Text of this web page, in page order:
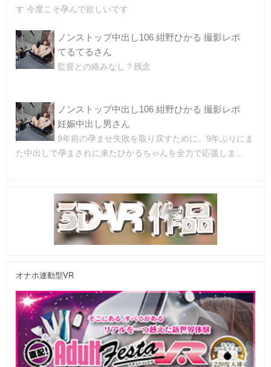
す 今度こそ孕んで欲しいです
ノンストップ中出し106 紺野ひかる 撮影レポ
てるてるさん
監督との絡みなし？残念
ノンストップ中出し106 紺野ひかる 撮影レポ
妊娠中出し男さん
9年前の孕ませ失敗を取り戻すために、9年ぶりにま
た中出しで孕まされに来たひかるちゃんを全力で応援しま...
オナホ連動型VR